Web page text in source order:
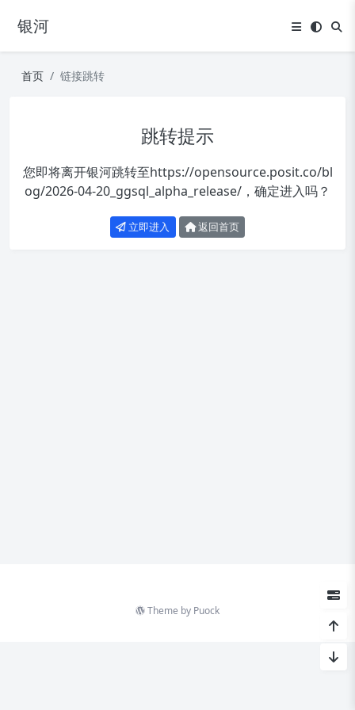
银河
首页 链接跳转
跳转提示
您即将离开银河跳转至https://opensource.posit.co/bl
og/2026-04-20_ggsql_alpha_release/ ，确定进入吗？
立即进入 返回首页
Theme by Puock